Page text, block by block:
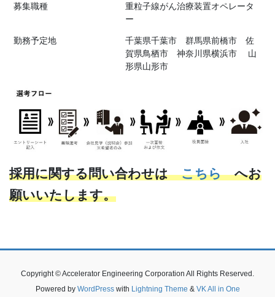
募集職種
重粒子線がん治療装置オペレータ
ー
勤務予定地
千葉県千葉市 群馬県前橋市 佐
賀県鳥栖市 神奈川県横浜市 山
形県山形市
採用に関する問い合わせはこちらへお
願いいたします。
Copyright © Accelerator Engineering Corporation All Rights Reserved.
Powered by WordPresswith Lightning Theme & VK All in One